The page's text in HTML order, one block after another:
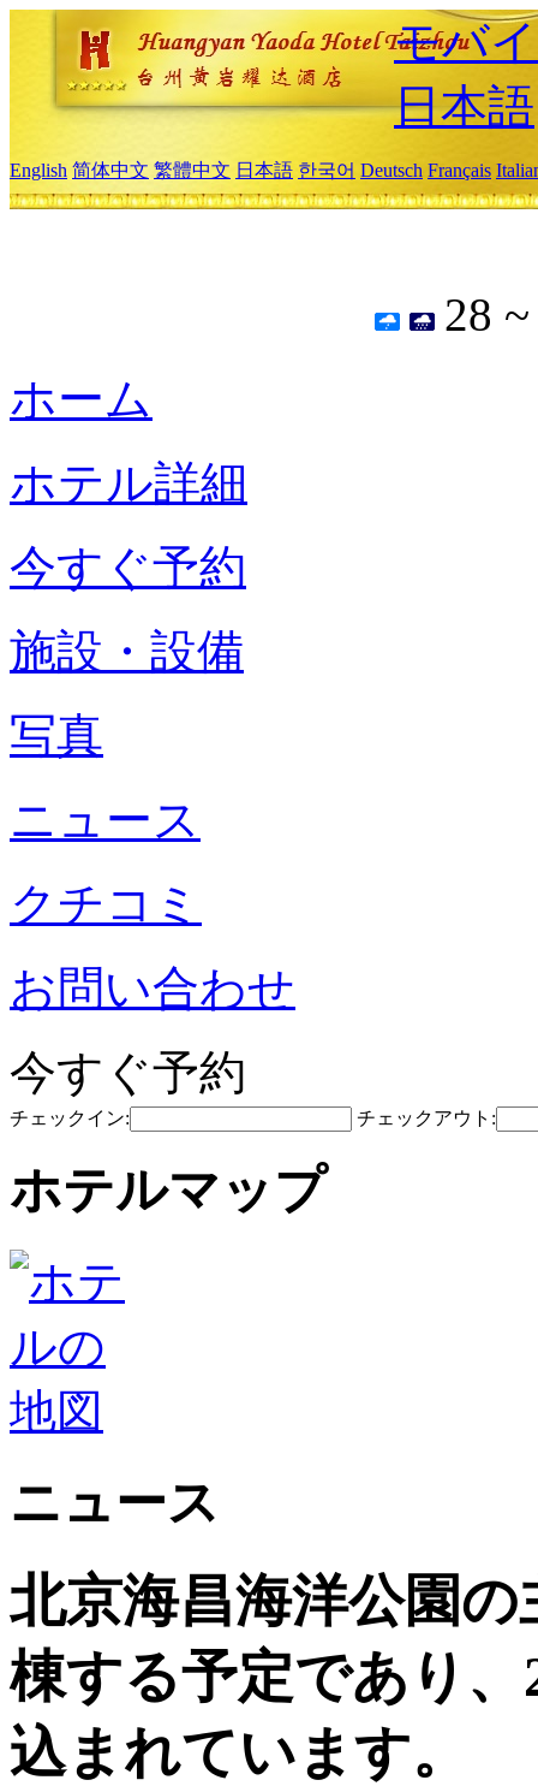
モバ
日本語
English 简体中文 繁體中文 日本語 한국어 Deutsch Français
28
ホーム
ホテル詳細
今すぐ予約
施設・設備
写真
ニュース
クチコミ
お問い合わせ
今すぐ予約
チェックイン: チェックアウト:
ホテルマップ
ニュース
北京海昌海洋公園
棟する予定であり
込まれています。